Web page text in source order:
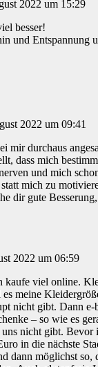
2022 um 15:29
besser!
und Entspannung
2022 um 09:41
mir durchaus
dass mich
und mich
mich zu
dir gute
2022 um 06:59
kaufe viel online.
meine
nicht gibt. Dann e-
– so wie es
uns nicht gibt. Bevor
in die nächste
dann möglichst so,